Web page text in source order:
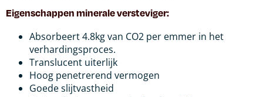
Eigenschappen minerale versteviger:
Absorbeert 4.8kg van CO2 per emmer in het
verhardingsproces.
Translucent uiterlijk
Hoog penetrerend vermogen
Goede slijtvastheid